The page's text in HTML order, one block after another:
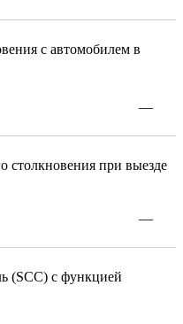
с автомобилем в
—
столкновения при выезде
—
(SCC) c функцией